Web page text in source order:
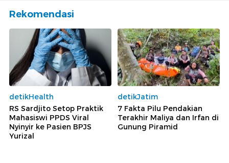
Rekomendasi
detikHealth
RS Sardjito Setop Praktik
Mahasiswi PPDS Viral
Nyinyir ke Pasien BPJS
Yurizal
detikJatim
7 Fakta Pilu Pendakian
Terakhir Maliya dan Irfan di
Gunung Piramid